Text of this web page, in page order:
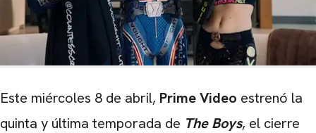
Este miércoles 8 de abril, Prime Video estrenó la
quinta y última temporada de The Boys, el cierre